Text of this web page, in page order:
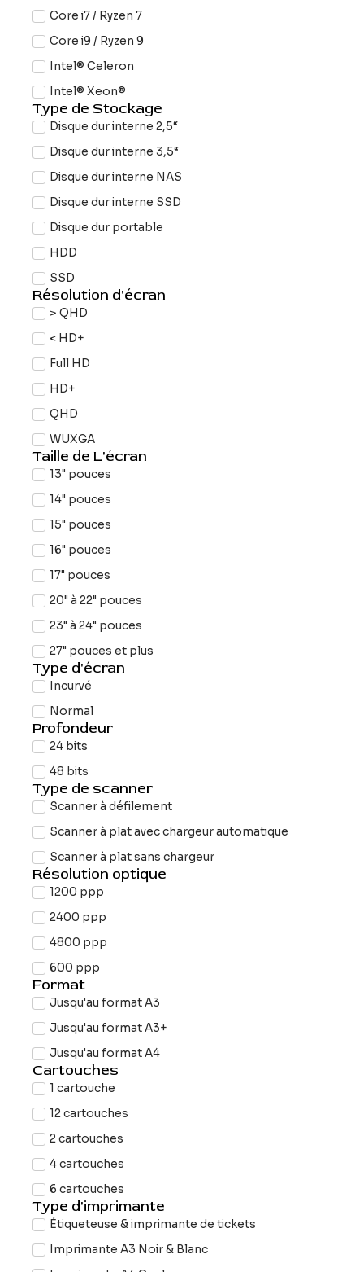
Core i7 / Ryzen 7
Core i9 / Ryzen 9
Intel® Celeron
Intel® Xeon®
Type de Stockage
Disque dur interne 2,5“
Disque dur interne 3,5“
Disque dur interne NAS
Disque dur interne SSD
Disque dur portable
HDD
SSD
Résolution d'écran
> QHD
< HD+
Full HD
HD+
QHD
WUXGA
Taille de L'écran
13" pouces
14" pouces
15" pouces
16" pouces
17" pouces
20" à 22" pouces
23" à 24" pouces
27" pouces et plus
Type d'écran
Incurvé
Normal
Profondeur
24 bits
48 bits
Type de scanner
Scanner à défilement
Scanner à plat avec chargeur automatique
Scanner à plat sans chargeur
Résolution optique
1200 ppp
2400 ppp
4800 ppp
600 ppp
Format
Jusqu'au format A3
Jusqu'au format A3+
Jusqu'au format A4
Cartouches
1 cartouche
12 cartouches
2 cartouches
4 cartouches
6 cartouches
Type d'imprimante
Étiqueteuse & imprimante de tickets
Imprimante A3 Noir & Blanc